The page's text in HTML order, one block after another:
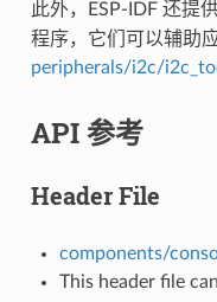
此外，ESP-IDF 还提
程序，它们可以辅助
peripherals/i2c/
API 参考
Header File
components/
This header file